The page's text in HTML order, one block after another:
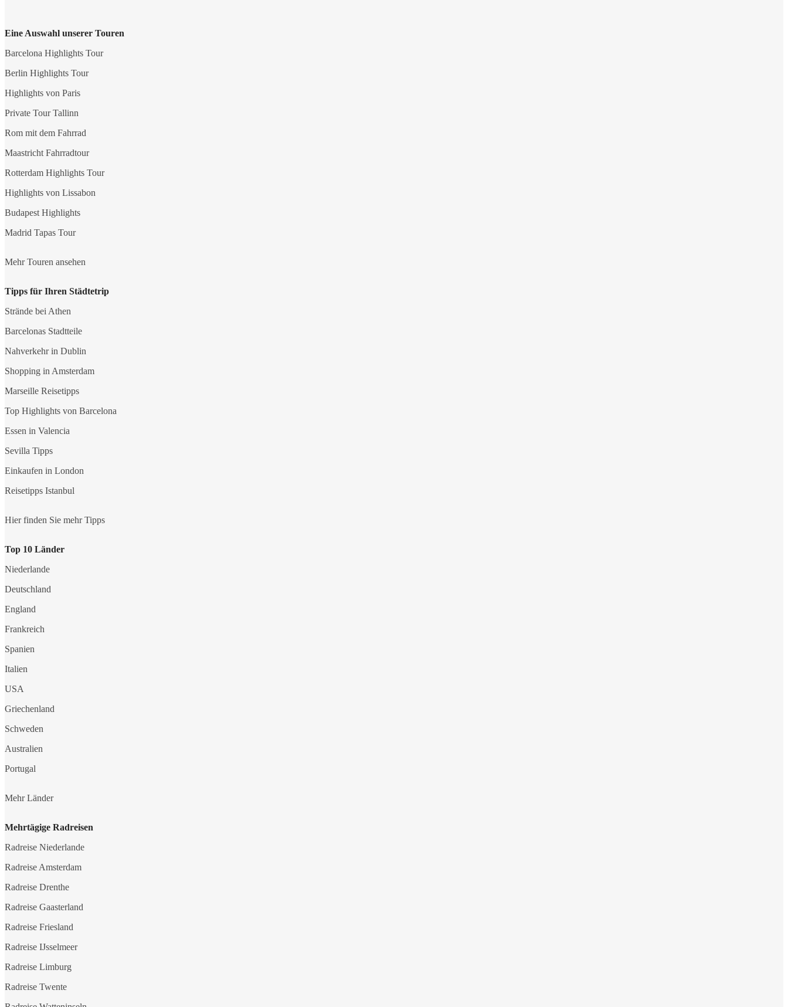
Eine Auswahl unserer Touren
Barcelona Highlights Tour
Berlin Highlights Tour
Highlights von Paris
Private Tour Tallinn
Rom mit dem Fahrrad
Maastricht Fahrradtour
Rotterdam Highlights Tour
Highlights von Lissabon
Budapest Highlights
Madrid Tapas Tour
Mehr Touren ansehen
Tipps für Ihren Städtetrip
Strände bei Athen
Barcelonas Stadtteile
Nahverkehr in Dublin
Shopping in Amsterdam
Marseille Reisetipps
Top Highlights von Barcelona
Essen in Valencia
Sevilla Tipps
Einkaufen in London
Reisetipps Istanbul
Hier finden Sie mehr Tipps
Top 10 Länder
Niederlande
Deutschland
England
Frankreich
Spanien
Italien
USA
Griechenland
Schweden
Australien
Portugal
Mehr Länder
Mehrtägige Radreisen
Radreise Niederlande
Radreise Amsterdam
Radreise Drenthe
Radreise Gaasterland
Radreise Friesland
Radreise IJsselmeer
Radreise Limburg
Radreise Twente